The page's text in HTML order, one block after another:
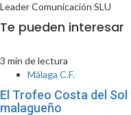
Leader Comunicación SLU
Te pueden interesar
3 min de lectura
Málaga C.F.
El Trofeo Costa del
malagueño